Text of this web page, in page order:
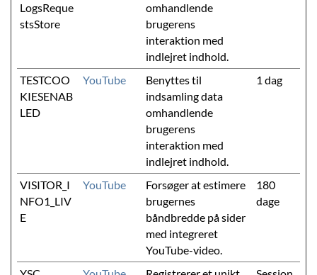
LogsReque
stsStore
omhandlende
brugerens
interaktion med
indlejret indhold.
TESTCOO
KIESENAB
LED
YouTube
Benyttes til
indsamling data
omhandlende
brugerens
interaktion med
indlejret indhold.
1 dag
VISITOR_I
NFO1_LIV
E
YouTube
Forsøger at estimere
brugernes
båndbredde på sider
med integreret
YouTube-video.
180
dage